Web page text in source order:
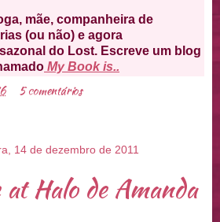
mãe, companheira de
(ou não) e agora
do Lost. Escreve um blog
My Book is..
5 comentários
14 de dezembro de 2011
at Halo de Amanda